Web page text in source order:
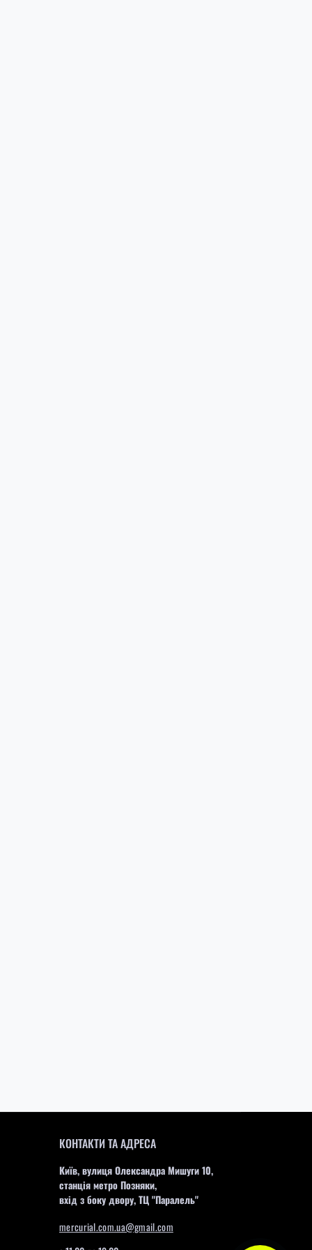
КОНТАКТИ ТА АДРЕСА
Київ, вулиця Олександра Мишуги 10,
станція метро Позняки,
вхід з боку двору, ТЦ "Паралель"
mercurial.com.ua@gmail.com